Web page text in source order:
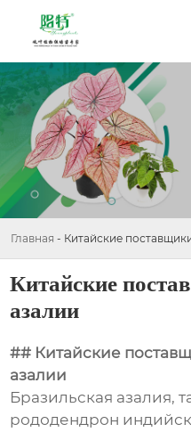
Главная - Китайские
Китайские
азалии
## Китайские
азалии
Бразильская азалия,
рододендрон